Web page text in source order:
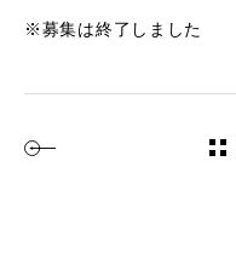
※募集は終了しました